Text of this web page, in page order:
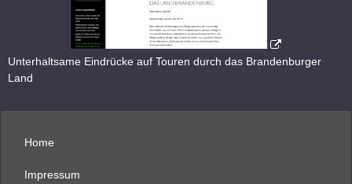
Unterhaltsame Eindrücke auf Touren durch das Brandenburger
Land
Home
Impressum